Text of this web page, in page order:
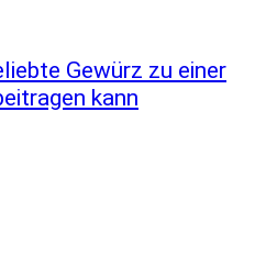
Gewürz zu einer
kann